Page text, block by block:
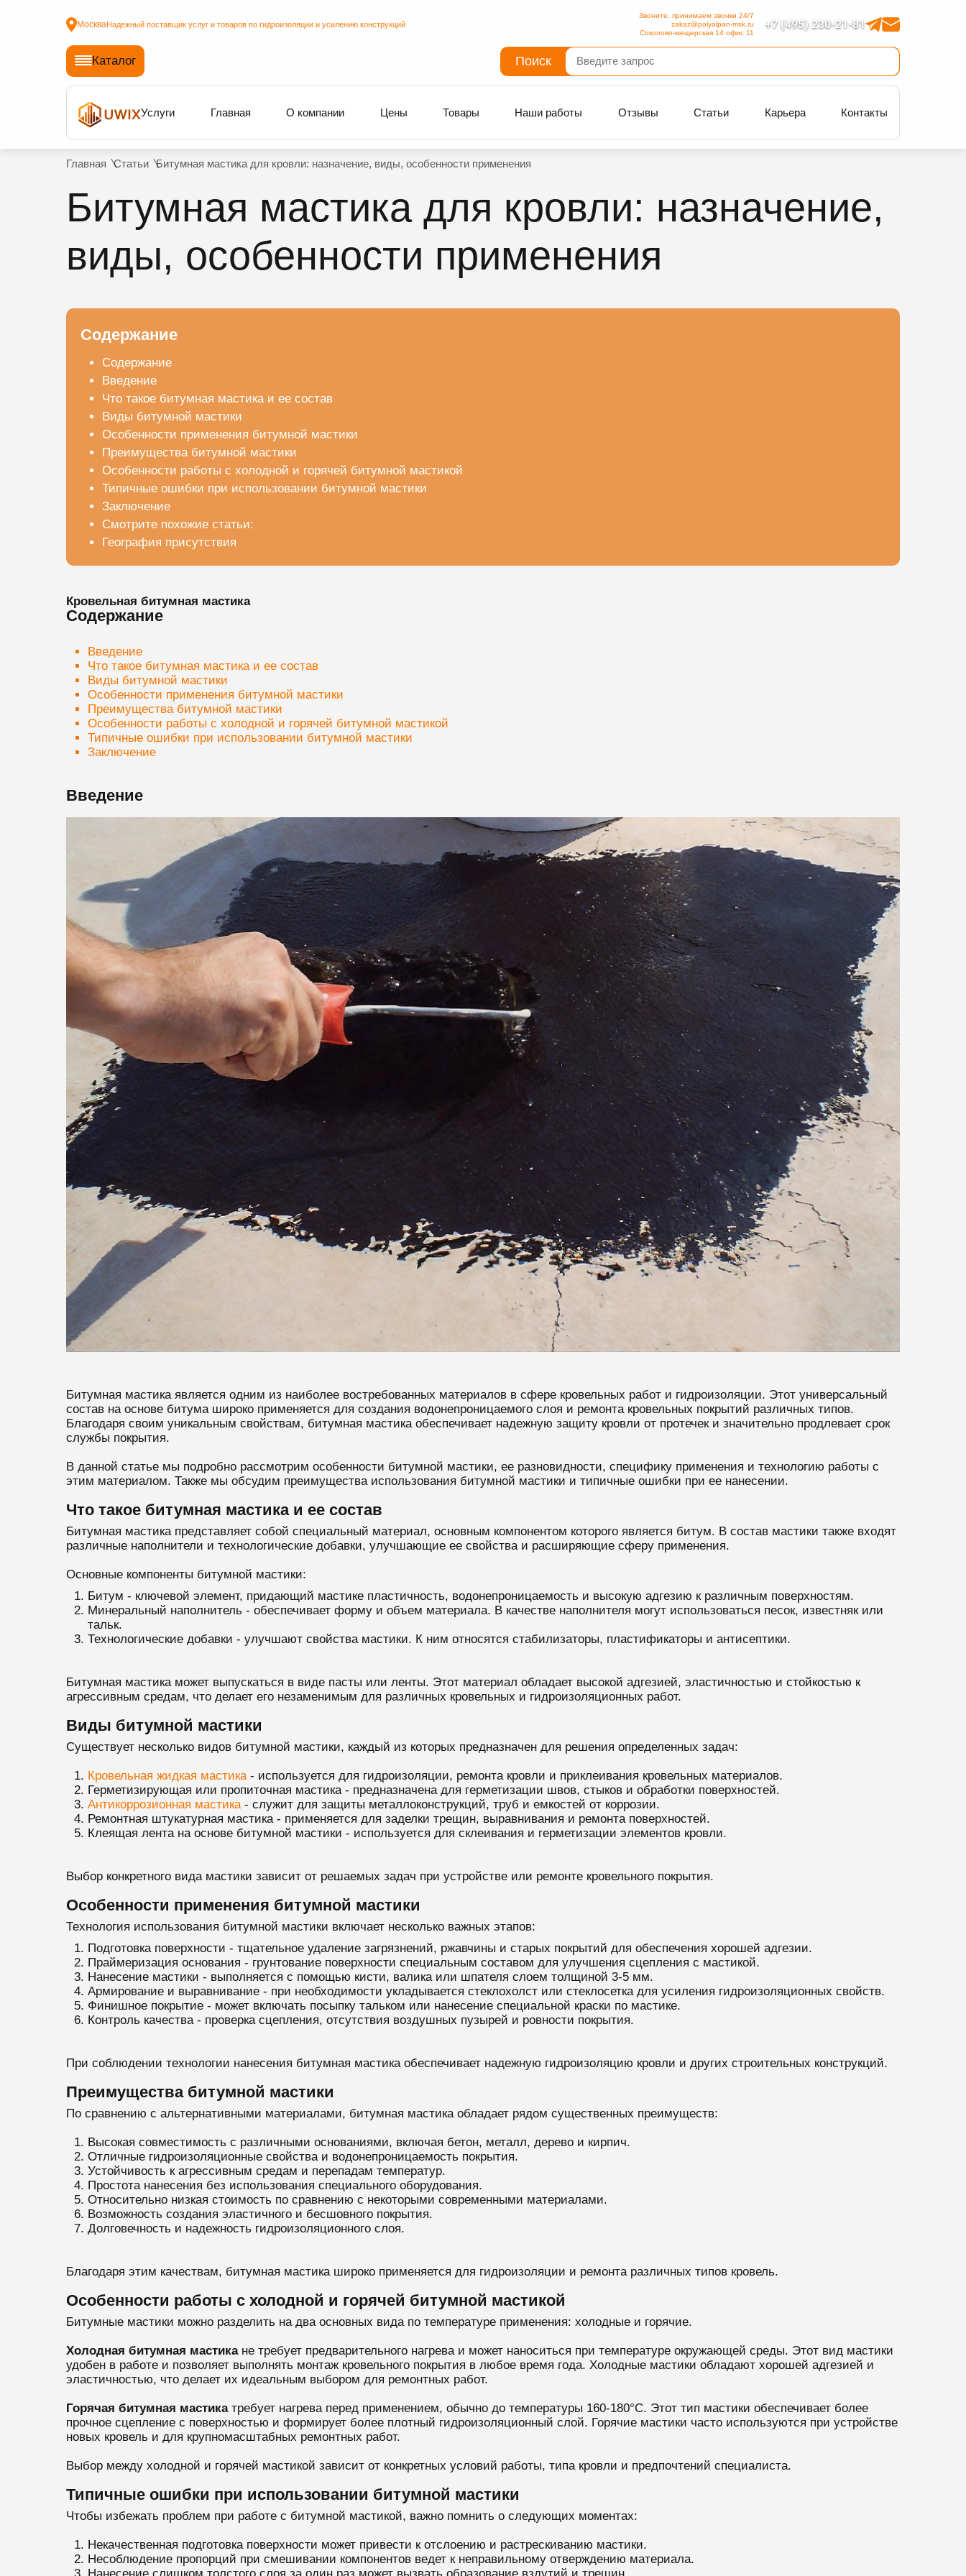
МоскваНадежный поставщик услуг и товаров по гидроизоляции и усилению конструкций +7 (495) 230-21-81
Звоните, принимаем звонки 24/7
zakaz@polyalpan-msk.ru
Соколово-мещерская 14 офис 11
Каталог Поиск
Услуги Главная О компании Цены Товары Наши работы Отзывы Статьи Карьера Контакты
Главная Статьи Битумная мастика для кровли: назначение, виды, особенности применения
Битумная мастика для кровли: назначение,
виды, особенности применения
Содержание
Содержание
Введение
Что такое битумная мастика и ее состав
Виды битумной мастики
Особенности применения битумной мастики
Преимущества битумной мастики
Особенности работы с холодной и горячей битумной мастикой
Типичные ошибки при использовании битумной мастики
Заключение
Смотрите похожие статьи:
География присутствия
Кровельная битумная мастика
Содержание
Введение
Что такое битумная мастика и ее состав
Виды битумной мастики
Особенности применения битумной мастики
Преимущества битумной мастики
Особенности работы с холодной и горячей битумной мастикой
Типичные ошибки при использовании битумной мастики
Заключение
Введение
Битумная мастика является одним из наиболее востребованных материалов в сфере кровельных работ и гидроизоляции. Этот универсальный
состав на основе битума широко применяется для создания водонепроницаемого слоя и ремонта кровельных покрытий различных типов.
Благодаря своим уникальным свойствам, битумная мастика обеспечивает надежную защиту кровли от протечек и значительно продлевает срок
службы покрытия.
В данной статье мы подробно рассмотрим особенности битумной мастики, ее разновидности, специфику применения и технологию работы с
этим материалом. Также мы обсудим преимущества использования битумной мастики и типичные ошибки при ее нанесении.
Что такое битумная мастика и ее состав
Битумная мастика представляет собой специальный материал, основным компонентом которого является битум. В состав мастики также входят
различные наполнители и технологические добавки, улучшающие ее свойства и расширяющие сферу применения.
Основные компоненты битумной мастики:
Битум - ключевой элемент, придающий мастике пластичность, водонепроницаемость и высокую адгезию к различным поверхностям.
Минеральный наполнитель - обеспечивает форму и объем материала. В качестве наполнителя могут использоваться песок, известняк или
тальк.
Технологические добавки - улучшают свойства мастики. К ним относятся стабилизаторы, пластификаторы и антисептики.
Битумная мастика может выпускаться в виде пасты или ленты. Этот материал обладает высокой адгезией, эластичностью и стойкостью к
агрессивным средам, что делает его незаменимым для различных кровельных и гидроизоляционных работ.
Виды битумной мастики
Существует несколько видов битумной мастики, каждый из которых предназначен для решения определенных задач:
Кровельная жидкая мастика- используется для гидроизоляции, ремонта кровли и приклеивания кровельных материалов.
Герметизирующая или пропиточная мастика - предназначена для герметизации швов, стыков и обработки поверхностей.
Антикоррозионная мастика- служит для защиты металлоконструкций, труб и емкостей от коррозии.
Ремонтная штукатурная мастика - применяется для заделки трещин, выравнивания и ремонта поверхностей.
Клеящая лента на основе битумной мастики - используется для склеивания и герметизации элементов кровли.
Выбор конкретного вида мастики зависит от решаемых задач при устройстве или ремонте кровельного покрытия.
Особенности применения битумной мастики
Технология использования битумной мастики включает несколько важных этапов:
Подготовка поверхности - тщательное удаление загрязнений, ржавчины и старых покрытий для обеспечения хорошей адгезии.
Праймеризация основания - грунтование поверхности специальным составом для улучшения сцепления с мастикой.
Нанесение мастики - выполняется с помощью кисти, валика или шпателя слоем толщиной 3-5 мм.
Армирование и выравнивание - при необходимости укладывается стеклохолст или стеклосетка для усиления гидроизоляционных свойств.
Финишное покрытие - может включать посыпку тальком или нанесение специальной краски по мастике.
Контроль качества - проверка сцепления, отсутствия воздушных пузырей и ровности покрытия.
При соблюдении технологии нанесения битумная мастика обеспечивает надежную гидроизоляцию кровли и других строительных конструкций.
Преимущества битумной мастики
По сравнению с альтернативными материалами, битумная мастика обладает рядом существенных преимуществ:
Высокая совместимость с различными основаниями, включая бетон, металл, дерево и кирпич.
Отличные гидроизоляционные свойства и водонепроницаемость покрытия.
Устойчивость к агрессивным средам и перепадам температур.
Простота нанесения без использования специального оборудования.
Относительно низкая стоимость по сравнению с некоторыми современными материалами.
Возможность создания эластичного и бесшовного покрытия.
Долговечность и надежность гидроизоляционного слоя.
Благодаря этим качествам, битумная мастика широко применяется для гидроизоляции и ремонта различных типов кровель.
Особенности работы с холодной и горячей битумной мастикой
Битумные мастики можно разделить на два основных вида по температуре применения: холодные и горячие.
Холодная битумная мастикане требует предварительного нагрева и может наноситься при температуре окружающей среды. Этот вид мастики
удобен в работе и позволяет выполнять монтаж кровельного покрытия в любое время года. Холодные мастики обладают хорошей адгезией и
эластичностью, что делает их идеальным выбором для ремонтных работ.
Горячая битумная мастикатребует нагрева перед применением, обычно до температуры 160-180°C. Этот тип мастики обеспечивает более
прочное сцепление с поверхностью и формирует более плотный гидроизоляционный слой. Горячие мастики часто используются при устройстве
новых кровель и для крупномасштабных ремонтных работ.
Выбор между холодной и горячей мастикой зависит от конкретных условий работы, типа кровли и предпочтений специалиста.
Типичные ошибки при использовании битумной мастики
Чтобы избежать проблем при работе с битумной мастикой, важно помнить о следующих моментах:
Некачественная подготовка поверхности может привести к отслоению и растрескиванию мастики.
Несоблюдение пропорций при смешивании компонентов ведет к неправильному отверждению материала.